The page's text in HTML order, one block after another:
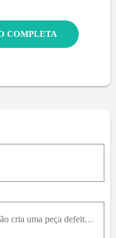
MOSTRAR SOLUÇÃO COMPLETA
Em média, um processo de produção cria uma peça defeituosa entre cada 300 fabricadas. Qual é a probabilidade de que terceira peça defeituosa apareça antes de 1000 peças terem sido fabricadas? Quando a